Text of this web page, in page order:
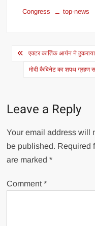
Congress top-news
Post
navigation
एक्टर कार्तिक आर्यन ने
मोदी कैबिनेट का शपथ ग्रहण
Leave a Reply
Your email address will
be published. Required
are marked*
Comment*